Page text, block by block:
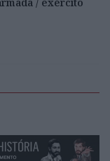
/ exército